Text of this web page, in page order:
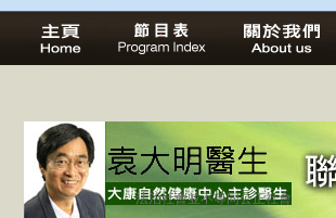
法治社會並不等同公正社會
自家教育合法化-推動多元化教育，